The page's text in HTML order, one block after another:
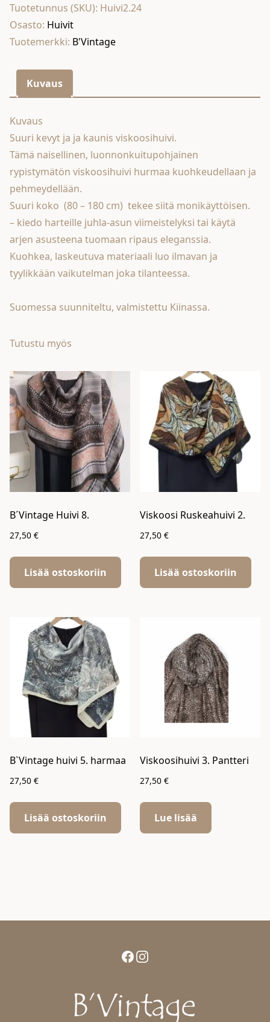
määrä
Tuotetunnus (SKU): Huivi2.24
Osasto: Huivit
Tuotemerkki: B'Vintage
Kuvaus
Kuvaus
Suuri kevyt ja ja kaunis viskoosihuivi.
Tämä naisellinen, luonnonkuitupohjainen
rypistymätön viskoosihuivi hurmaa kuohkeudellaan ja
pehmeydellään.
Suuri koko (80 – 180 cm) tekee siitä monikäyttöisen.
– kiedo harteille juhla-asun viimeistelyksi tai käytä
arjen asusteena tuomaan ripaus eleganssia.
Kuohkea, laskeutuva materiaali luo ilmavan ja
tyylikkään vaikutelman joka tilanteessa.
Suomessa suunniteltu, valmistettu Kiinassa.
Tutustu myös
B´Vintage Huivi 8.
27,50 €
Lisää ostoskoriin
Viskoosi Ruskeahuivi 2.
27,50€
Lisää ostoskoriin
B`Vintage huivi 5. harmaa
27,50 €
Lisää ostoskoriin
Viskoosihuivi 3. Pantteri
27,50€
Lue lisää
Facebook
Instagram